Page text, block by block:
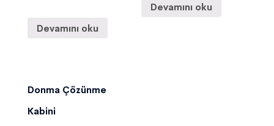
Devamını oku
Devamını oku
Donma Çözünme
Kabini